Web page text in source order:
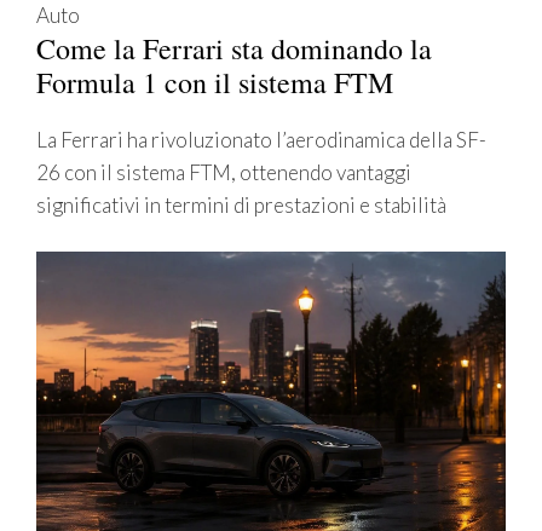
Auto
Come la Ferrari sta dominando la
Formula 1 con il sistema FTM
La Ferrari ha rivoluzionato l’aerodinamica della SF-
26 con il sistema FTM, ottenendo vantaggi
significativi in termini di prestazioni e stabilità